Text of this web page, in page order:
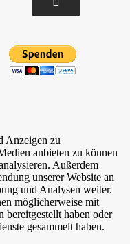
Anzeigen zu
anbieten zu können
Außerdem
unserer Website an
und Analysen weiter.
möglicherweise mit
bereitgestellt haben oder
gesammelt haben.